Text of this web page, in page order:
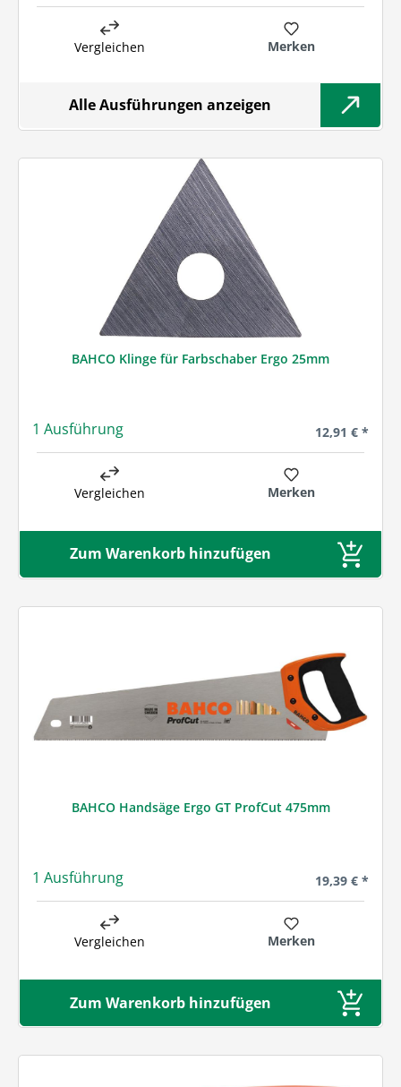
Vergleichen Merken
Alle Ausführungen anzeigen
BAHCO Klinge für Farbschaber Ergo 25mm
1 Ausführung Regulärer
12,91 € *
Vergleichen Merken
Zum Warenkorb hinzufügen
BAHCO Handsäge Ergo GT ProfCut 475mm
1 Ausführung Regulärer
19,39 € *
Vergleichen Merken
Zum Warenkorb hinzufügen